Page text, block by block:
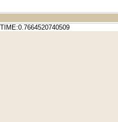
TIME:0.7664520740509